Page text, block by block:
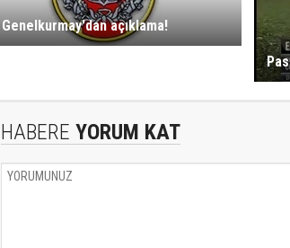
Genelkurmay'dan açıklama!
HABERE YORUM KAT